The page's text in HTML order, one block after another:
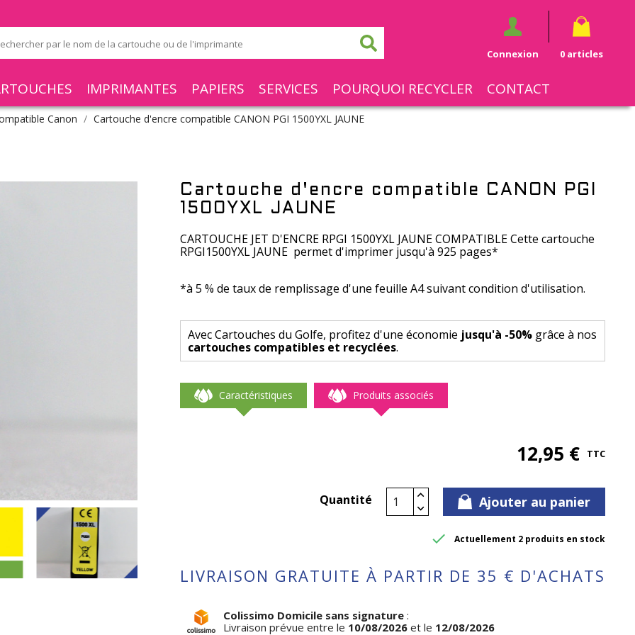
Connexion 0 articles
IMPRIMANTES PAPIERS SERVICES POURQUOI RECYCLER CONTACT
Canon Cartouche d'encre compatible CANON PGI 1500YXL JAUNE
Cartouche d'encre compatible CANON PGI
1500YXL JAUNE
CARTOUCHE JET D'ENCRE RPGI 1500YXL JAUNE COMPATIBLE Cette cartouche
RPGI1500YXL JAUNE permet d'imprimer jusqu'à 925 pages*
*à 5 % de taux de remplissage d'une feuille A4 suivant condition d'utilisation.
Avec Cartouches du Golfe, profitez d'une économie jusqu'à -50% grâce à nos
cartouches compatibles et recyclées.
Caractéristiques Produits associés
12,95 € TTC
Quantité Ajouter au panier
 Actuellement 2 produits en stock
LIVRAISON GRATUITE À PARTIR DE 35 € D'ACHATS
Colissimo Domicile sans signature :
Livraison prévue entre le 10/08/2026 et le 12/08/2026